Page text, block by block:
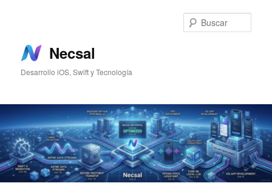
principal
secundario
Necsal
Desarrollo iOS, Swift y Tecnología